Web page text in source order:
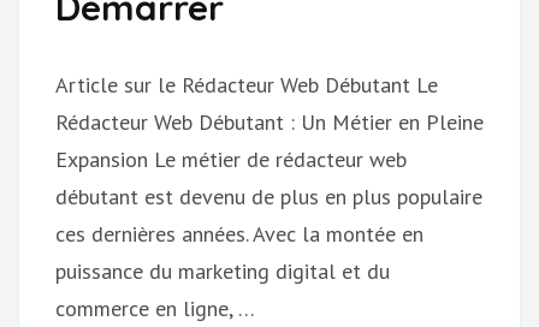
Article sur le Rédacteur Web Débutant Le
Rédacteur Web Débutant : Un Métier en Pleine
Expansion Le métier de rédacteur web
débutant est devenu de plus en plus populaire
ces dernières années. Avec la montée en
puissance du marketing digital et du
commerce en ligne, …